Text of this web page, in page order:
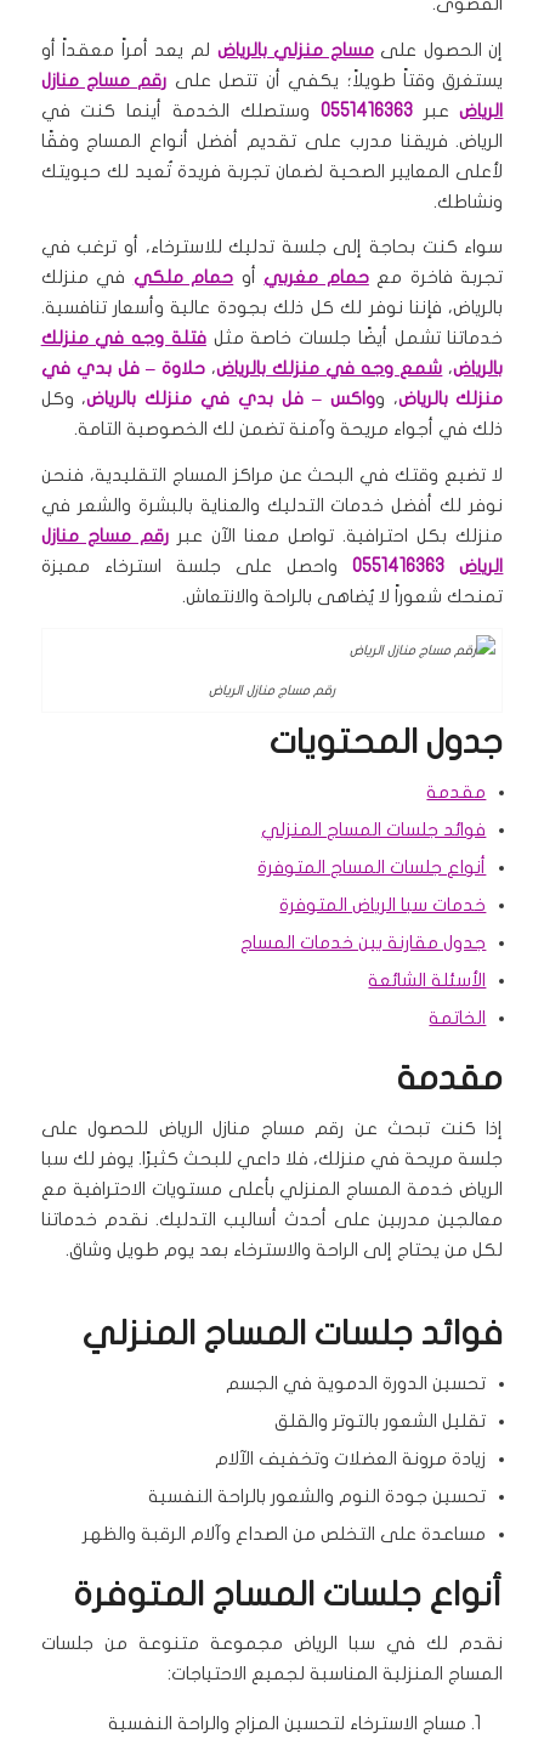
إن الحصول علىمساج منزلي بالرياض لم يعد أمراً معقداً أو
يستغرق وقتاً طويلاً؛ يكفي أن تتصل على رقم مساج منازل
الرياضعبر0551416363 وستصلك الخدمة أينما كنت في
الرياض. فريقنا مدرب على تقديم أفضل أنواع المساج وفقًا
لأعلى المعايير الصحية لضمان تجربة فريدة تُعيد لك حيويتك
ونشاطك.
سواء كنت بحاجة إلى جلسة تدليك للاسترخاء، أو ترغب في
تجربة فاخرة معحمام مغربيأو حمام ملكي في منزلك
بالرياض، فإننا نوفر لك كل ذلك بجودة عالية وأسعار تنافسية.
خدماتنا تشمل أيضًا جلسات خاصة مثلفتلة وجه في منزلك
بالرياض، شمع وجه في منزلك بالرياض،حلاوة – فل بدي في
منزلك بالرياض، وواكس – فل بدي في منزلك بالرياض، وكل
ذلك في أجواء مريحة وآمنة تضمن لك الخصوصية التامة.
لا تضيع وقتك في البحث عن مراكز المساج التقليدية، فنحن
نوفر لك أفضل خدمات التدليك والعناية بالبشرة والشعر في
منزلك بكل احترافية. تواصل معنا الآن عبررقم مساج منازل
الرياض0551416363
واحصل على جلسة استرخاء مميزة
تمنحك شعوراً لا يُضاهى بالراحة والانتعاش.
رقم مساج منازل الرياض
جدول المحتويات
مقدمة
فوائد جلسات المساج المنزلي
أنواع جلسات المساج المتوفرة
خدمات سبا الرياض المتوفرة
جدول مقارنة بين خدمات المساج
الأسئلة الشائعة
الخاتمة
مقدمة
إذا كنت تبحث عن رقم مساج منازل الرياض للحصول على
جلسة مريحة في منزلك، فلا داعي للبحث كثيرًا. يوفر لك سبا
الرياض خدمة المساج المنزلي بأعلى مستويات الاحترافية مع
معالجين مدربين على أحدث أساليب التدليك. نقدم خدماتنا
لكل من يحتاج إلى الراحة والاسترخاء بعد يوم طويل وشاق.
فوائد جلسات المساج المنزلي
تحسين الدورة الدموية في الجسم
تقليل الشعور بالتوتر والقلق
زيادة مرونة العضلات وتخفيف الآلام
تحسين جودة النوم والشعور بالراحة النفسية
مساعدة على التخلص من الصداع وآلام الرقبة والظهر
أنواع جلسات المساج المتوفرة
نقدم لك في سبا الرياض مجموعة متنوعة من جلسات
المساج المنزلية المناسبة لجميع الاحتياجات:
مساج الاسترخاء لتحسين المزاج والراحة النفسية